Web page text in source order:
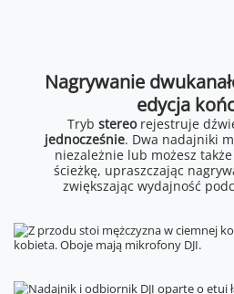
Nagrywanie
edycja
Tryb stereo rejestruje
jednocześnie. Dwa nadajniki
niezależnie lub możesz
ścieżkę, upraszczając
zwiększając wydajność